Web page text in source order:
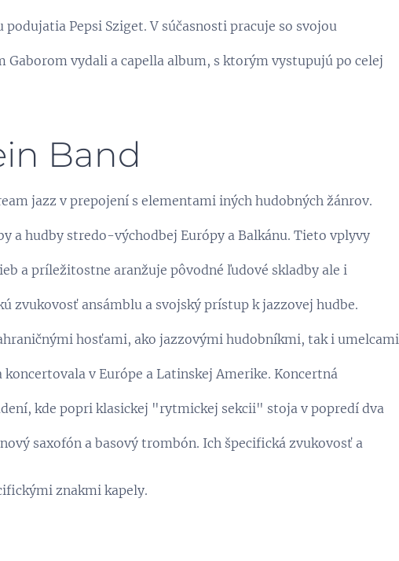
Pepsi Sziget. V súčasnosti pracuje so svojou
Gaborom vydali a capella album, s ktorým vystupujú po celej
Band
jazz v prepojení s elementami iných hudobných žánrov.
a hudby stredo-východbej Európy a Balkánu. Tieto vplyvy
a príležitostne aranžuje pôvodné ľudové skladby ale i
zvukovosť ansámblu a svojský prístup k jazzovej hudbe.
hosťami, ako jazzovými hudobníkmi, tak i umelcami
v Európe a Latinskej Amerike. Koncertná
kde popri klasickej "rytmickej sekcii" stoja v popredí dva
saxofón a basový trombón. Ich špecifická zvukovosť a
znakmi kapely.